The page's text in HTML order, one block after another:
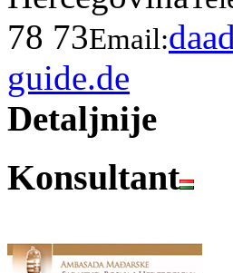
78 73Email:
guide.de
Detaljnije
Konsultant